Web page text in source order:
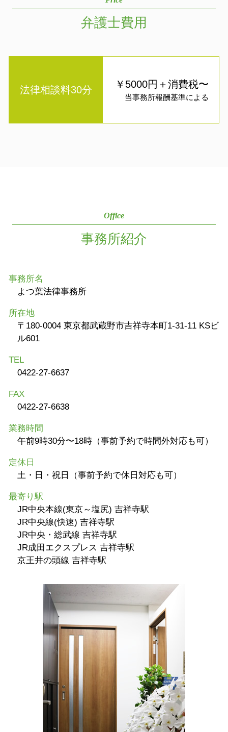
弁護士費用
法律相談料30分 ￥5000円＋消費税〜
当事務所報酬基準による
Office
事務所紹介
事務所名
よつ葉法律事務所
所在地
〒180-0004 東京都武蔵野市吉祥寺本町1-31-11 KSビ
ル601
TEL
0422-27-6637
FAX
0422-27-6638
業務時間
午前9時30分〜18時（事前予約で時間外対応も可）
定休日
土・日・祝日（事前予約で休日対応も可）
最寄り駅
JR中央本線(東京～塩尻) 吉祥寺駅
JR中央線(快速) 吉祥寺駅
JR中央・総武線 吉祥寺駅
JR成田エクスプレス 吉祥寺駅
京王井の頭線 吉祥寺駅